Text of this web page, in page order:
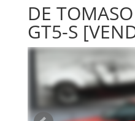
DE
GT5-S